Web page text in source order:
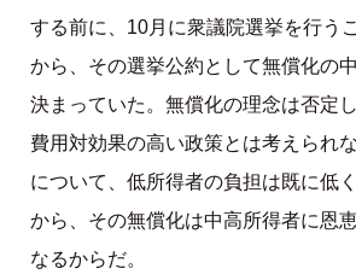
する前に、10月に衆議院選挙を行う
から、その選挙公約として無償化の
決まっていた。無償化の理念は否定
費用対効果の高い政策とは考えられ
について、低所得者の負担は既に低
から、その無償化は中高所得者に恩
なるからだ。